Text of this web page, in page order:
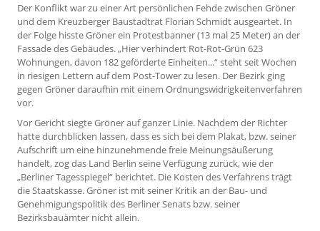
Der Konflikt war zu einer Art persönlichen Fehde zwischen Gröner
und dem Kreuzberger Baustadtrat Florian Schmidt ausgeartet. In
der Folge hisste Gröner ein Protestbanner (13 mal 25 Meter) an der
Fassade des Gebäudes. „Hier verhindert Rot-Rot-Grün 623
Wohnungen, davon 182 geförderte Einheiten...“ steht seit Wochen
in riesigen Lettern auf dem Post-Tower zu lesen. Der Bezirk ging
gegen Gröner daraufhin mit einem Ordnungswidrigkeitenverfahren
vor.
Vor Gericht siegte Gröner auf ganzer Linie. Nachdem der Richter
hatte durchblicken lassen, dass es sich bei dem Plakat, bzw. seiner
Aufschrift um eine hinzunehmende freie Meinungsäußerung
handelt, zog das Land Berlin seine Verfügung zurück, wie der
„Berliner Tagesspiegel“ berichtet. Die Kosten des Verfahrens trägt
die Staatskasse. Gröner ist mit seiner Kritik an der Bau- und
Genehmigungspolitik des Berliner Senats bzw. seiner
Bezirksbauämter nicht allein.